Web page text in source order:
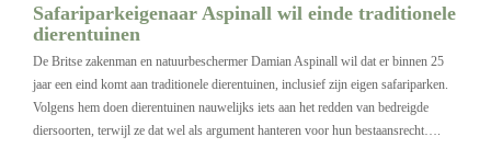
Safariparkeigenaar Aspinall wil einde traditionele
dierentuinen
De Britse zakenman en natuurbeschermer Damian Aspinall wil dat er binnen 25
jaar een eind komt aan traditionele dierentuinen, inclusief zijn eigen safariparken.
Volgens hem doen dierentuinen nauwelijks iets aan het redden van bedreigde
diersoorten, terwijl ze dat wel als argument hanteren voor hun bestaansrecht….